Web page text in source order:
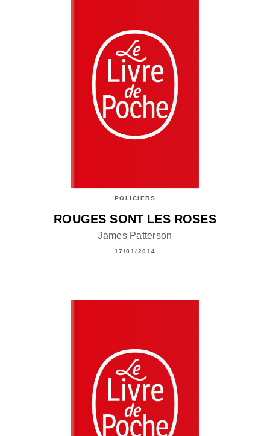
POLICIERS
ROUGES SONT LES ROSES
James Patterson
17/01/2014